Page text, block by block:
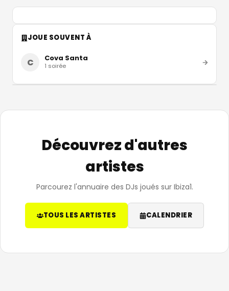
JOUE SOUVENT À
C Cova Santa
1 soirée
Découvrez d'autres
artistes
Parcourez l'annuaire des DJs joués sur Ibiza1.
TOUS LES ARTISTES CALENDRIER